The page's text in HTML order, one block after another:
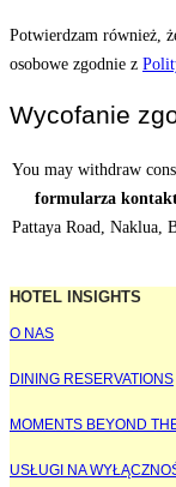
Potwierdzam również,
osobowe zgodnie z
Wycofanie
You may withdraw
formularza
Pattaya Road, Naklua,
HOTEL INSIGHTS
O NAS
DINING RESERVATIONS
MOMENTS BEYOND
USŁUGI NA